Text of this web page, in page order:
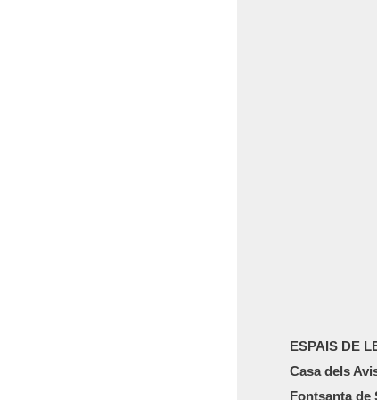
ESPAIS DE
Casa dels
Fontsanta de